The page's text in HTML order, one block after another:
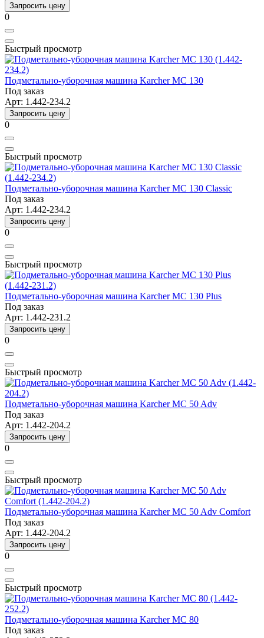
Запросить цену
0
Быстрый просмотр
Подметально-уборочная машина Karcher MC 130
Под заказ
Арт: 1.442-234.2
Запросить цену
0
Быстрый просмотр
Подметально-уборочная машина Karcher MC 130 Classic
Под заказ
Арт: 1.442-234.2
Запросить цену
0
Быстрый просмотр
Подметально-уборочная машина Karcher MC 130 Plus
Под заказ
Арт: 1.442-231.2
Запросить цену
0
Быстрый просмотр
Подметально-уборочная машина Karcher MC 50 Adv
Под заказ
Арт: 1.442-204.2
Запросить цену
0
Быстрый просмотр
Подметально-уборочная машина Karcher MC 50 Adv Comfort
Под заказ
Арт: 1.442-204.2
Запросить цену
0
Быстрый просмотр
Подметально-уборочная машина Karcher MC 80
Под заказ